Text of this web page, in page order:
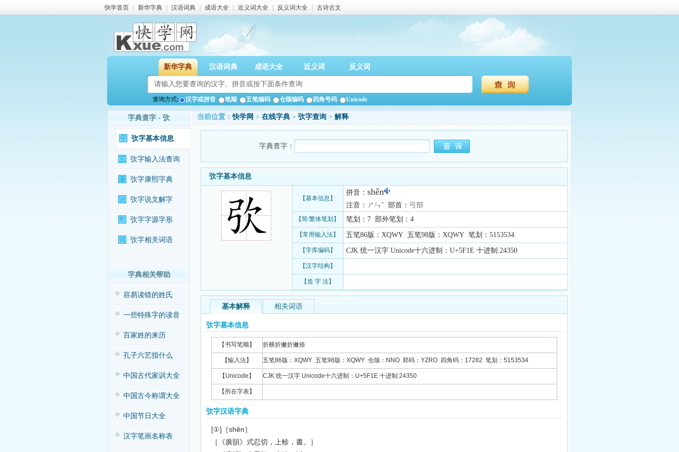
快学首页 新华字典 汉语词典 成语大全 近义词大全 反义词大全 古诗古文
新华字典 汉语词典 成语大全 近义词 反义词
查询方式: 汉字或拼音 笔顺 五笔编码 仓颉编码 四角号码 Unicode
字典查字 - 弞
弞字基本信息
弞字输入法查询
弞字康熙字典
弞字说文解字
弞字字源字形
弞字相关词语
字典相关帮助
容易读错的姓氏
一些特殊字的读音
百家姓的来历
孔子六艺指什么
中国古代家训大全
中国古今称谓大全
中国节日大全
汉字笔画名称表
当前位置：快学网 > 在线字典 > 弞字查询 > 解释
字典查字：
弞字基本信息
【基本信息】
拼音： shěn
注音：ㄕㄣˇ 部首： 弓部
【简/繁体笔划】 笔划：7 部外笔划：4
【常用输入法】 五笔86版：XQWY 五笔98版：XQWY 笔划：5153534
【字库编码】 CJK 统一汉字 Unicode十六进制：U+5F1E 十进制:24350
【汉字结构】
【造 字 法】
基本解释 相关词语
弞字基本信息
【书写笔顺】 折横折撇折撇捺
【输入法】 五笔86版：XQWY 五笔98版：XQWY 仓颉：NNO 郑码：YZRO 四角码：17282 笔划：5153534
【Unicode】 CJK 统一汉字 Unicode十六进制：U+5F1E 十进制:24350
【所在字表】
弞字汉语字典
[①]［shěn］
［《廣韻》式忍切，上軫，書。］